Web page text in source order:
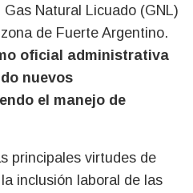
Natural Licuado (GNL)
de Fuerte Argentino.
oficial administrativa
nuevos
el manejo de
principales virtudes de
inclusión laboral de las